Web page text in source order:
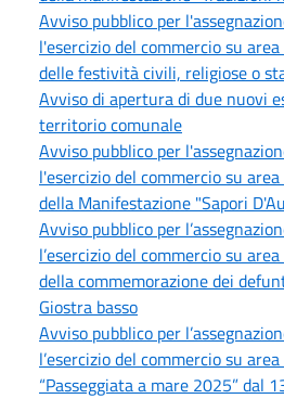
Avviso pubblico per
l'esercizio del commercio su
delle festività civili, religiose o
Avviso di apertura di due nuovi
territorio comunale
Avviso pubblico per
l'esercizio del commercio su
della Manifestazione "Sapori
Avviso pubblico per
l’esercizio del commercio su
della commemorazione dei
Giostra basso
Avviso pubblico per
l’esercizio del commercio su
“Passeggiata a mare 2025” dal